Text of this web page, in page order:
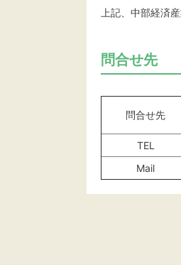
上記、中部経済
問合せ先
問合せ先
TEL
Mail